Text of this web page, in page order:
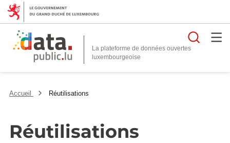
La plateforme de données ouvertes
Accueil Réutilisations
Réutilisations